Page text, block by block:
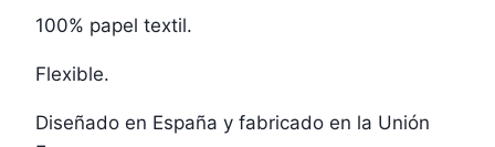
100% papel textil.
Flexible.
Diseñado en España y fabricado en la Unión